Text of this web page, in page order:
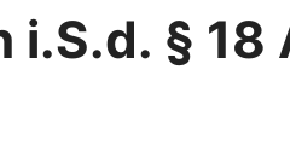
§ 18